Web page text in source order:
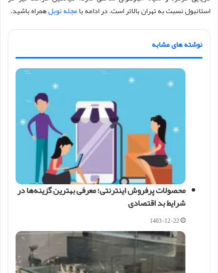
استانبول نسبت به تهران بالاتر است. در ادامه بامجله نوبلهمراه باشید.
نوشته های مشابه
محصولات پرفروش اینترنتی؛ معرفی بهترین گزینه‌ها در
شرایط بد اقتصادی
1403-12-22